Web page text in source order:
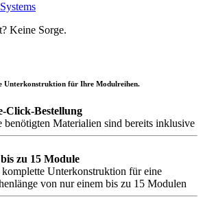
Keine Sorge.
Unterkonstruktion für Ihre Modulreihen.
Click-Bestellung
benötigten Materialien sind bereits inklusive
zu 15 Module
Unterkonstruktion für eine
von nur einem bis zu 15 Modulen